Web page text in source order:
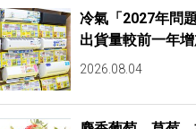
冷氣「2027年問
出貨量較前一年
2026.08.04